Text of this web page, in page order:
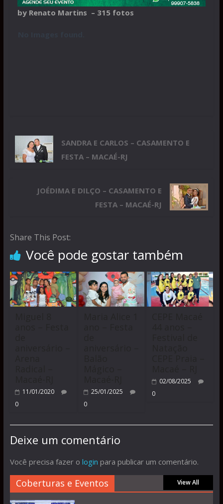
by Renato Martins – 315 fotos
SANDRA E CARLOS – CASAMENTO E
FESTA – MACAÉ-RJ
JOÉDIMA E DILÇO – CASAMENTO E
FESTA – MACAÉ-RJ
Share This Post:
Você pode gostar também
11/01/2020
0
25/01/2025
0
02/08/2025
0
Deixe um comentário
Você precisa fazer o login para publicar um comentário.
Coberturas e Eventos View All